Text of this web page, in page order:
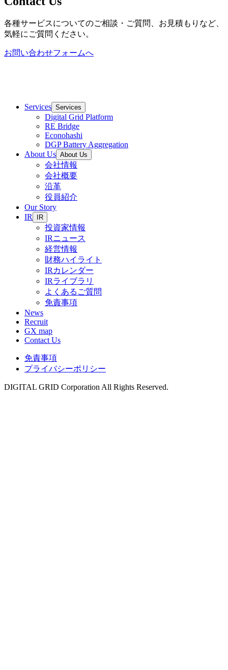
各種サービスについてのご相談・ご質問、お見積もりなど、
気軽にご質問ください。
お問い合わせフォームへ
Services Services
Digital Grid Platform
RE Bridge
Econohashi
DGP Battery Aggregation
About Us About Us
会社情報
会社概要
沿革
役員紹介
Our Story
IR
IR
投資家情報
IRニュース
経営情報
財務ハイライト
IRカレンダー
IRライブラリ
よくあるご質問
免責事項
News
Recruit
GX map
Contact Us
免責事項
プライバシーポリシー
DIGITAL GRID Corporation All Rights Reserved.